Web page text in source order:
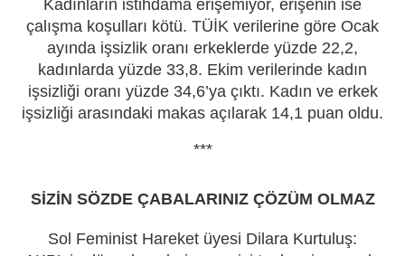
Kadınların istihdama erişemiyor, erişenin ise
çalışma koşulları kötü. TÜİK verilerine göre Ocak
ayında işsizlik oranı erkeklerde yüzde 22,2,
kadınlarda yüzde 33,8. Ekim verilerinde kadın
işsizliği oranı yüzde 34,6’ya çıktı. Kadın ve erkek
işsizliği arasındaki makas açılarak 14,1 puan oldu.
***
SİZİN SÖZDE ÇABALARINIZ ÇÖZÜM OLMAZ
Sol Feminist Hareket üyesi Dilara Kurtuluş: